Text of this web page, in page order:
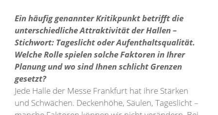
Ein häufig genannter Kritikpunkt betrifft die
unterschiedliche Attraktivität der Hallen –
Stichwort: Tageslicht oder Aufenthaltsqualität.
Welche Rolle spielen solche Faktoren in Ihrer
Planung und wo sind Ihnen schlicht Grenzen
gesetzt?
Jede Halle der Messe Frankfurt hat ihre Stärken
und Schwächen. Deckenhöhe, Säulen, Tageslicht –